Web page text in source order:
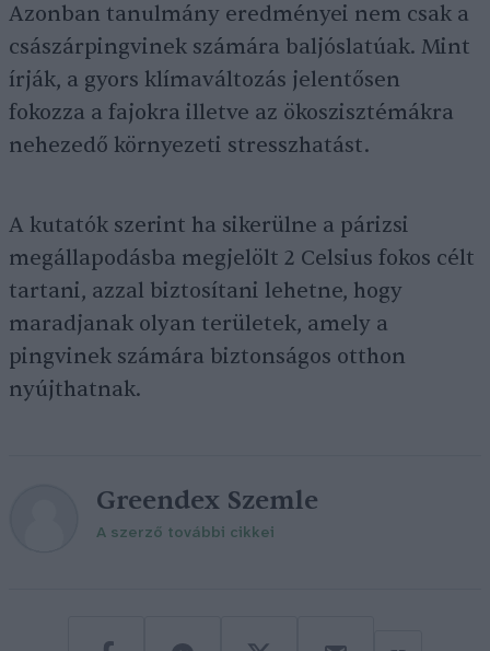
Azonban tanulmány eredményei nem csak a
császárpingvinek számára baljóslatúak. Mint
írják, a gyors klímaváltozás jelentősen
fokozza a fajokra illetve az ökoszisztémákra
nehezedő környezeti stresszhatást.
A kutatók szerint ha sikerülne a párizsi
megállapodásba megjelölt 2 Celsius fokos célt
tartani, azzal biztosítani lehetne, hogy
maradjanak olyan területek, amely a
pingvinek számára biztonságos otthon
nyújthatnak.
Greendex Szemle
A szerző további cikkei